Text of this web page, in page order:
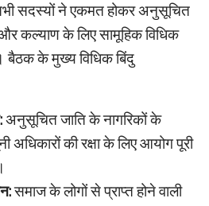
सदस्यों ने एकमत होकर अनुसूचित
कल्याण के लिए सामूहिक विधिक
बैठक के मुख्य विधिक बिंदु
अनुसूचित जाति के नागरिकों के
की रक्षा के लिए आयोग पूरी
समाज के लोगों से प्राप्त होने वाली